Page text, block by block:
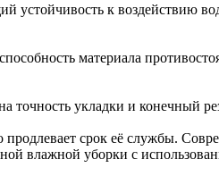
устойчивость к воздействию
материала
укладки и конечный
продлевает срок её службы.
влажной уборки с